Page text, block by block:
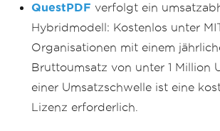
QuestPDF verfolgt ein
Hybridmodell: Kostenlos unter
Organisationen mit einem
Bruttoumsatz von unter 1 Million
einer Umsatzschwelle ist eine
Lizenz erforderlich.